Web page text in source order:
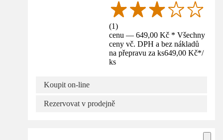
(1)
cenu — 649,00 Kč * Všechny
ceny vč. DPH a bez nákladů
na přepravu za ks649,00 Kč*/
ks
Koupit on-line
Rezervovat v prodejně